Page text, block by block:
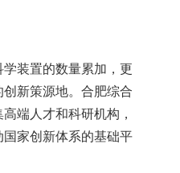
装置的数量累加，更
新策源地。合肥综合
端人才和科研机构，
家创新体系的基础平